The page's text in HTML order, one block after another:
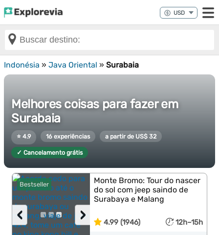
Indonésia » Java Oriental » Surabaia
Melhores coisas para fazer em
Surabaia
⭐ 4.9 16 experiências a partir de US$ 32
✓ Cancelamento grátis
Bestseller
›
‹
Monte Bromo: Tour do nascer
do sol com jeep saindo de
Surabaya e Malang
4.99 (1946) 12h–15h